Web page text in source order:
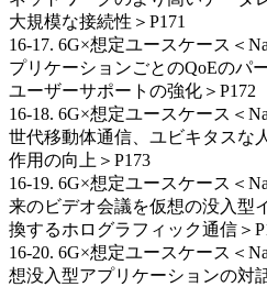
大規模な接続性＞P171
16-17. 6G×想定ユースケース＜
プリケーションごとのQoEのパ
ユーザーサポートの強化＞P172
16-18. 6G×想定ユースケース＜
世代移動体通信、ユビキタスな
作用の向上＞P173
16-19. 6G×想定ユースケース＜
来のビデオ会議を仮想の没入型
換するホログラフィック通信＞
16-20. 6G×想定ユースケース＜
想没入型アプリケーションの対